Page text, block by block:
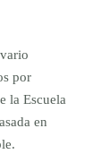
por
la Escuela
en